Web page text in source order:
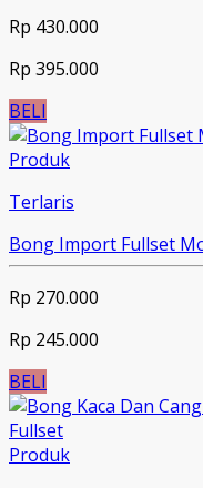
Rp 430.000
Rp 395.000
BELI
Produk
Terlaris
Bong Import Fullset
Rp 270.000
Rp 245.000
BELI
Produk